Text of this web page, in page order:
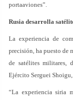
portaaviones”.
Rusia desarrolla
La experiencia de
precisión, ha puesto de
de satélites militares,
Ejército Serguei
“La experiencia siria